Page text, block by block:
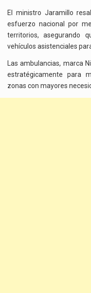
El ministro Jaramillo
esfuerzo nacional por
territorios, asegurando
vehículos asistenciales
Las ambulancias, marca
estratégicamente para
zonas con mayores